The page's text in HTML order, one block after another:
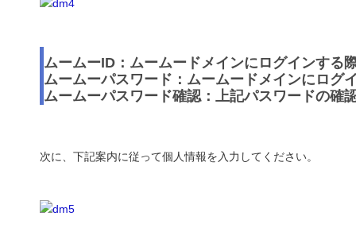
ムームーID：ムームードメインにログインする
ムームーパスワード：ムームードメインにログ
ムームーパスワード確認：上記パスワードの確
次に、下記案内に従って個人情報を入力してください。